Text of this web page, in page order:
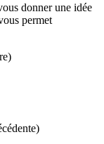
donner une idée
permet